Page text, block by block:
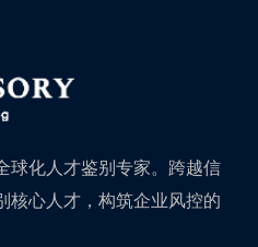
球化人才鉴别专家。跨越信
核心人才，构筑企业风控的